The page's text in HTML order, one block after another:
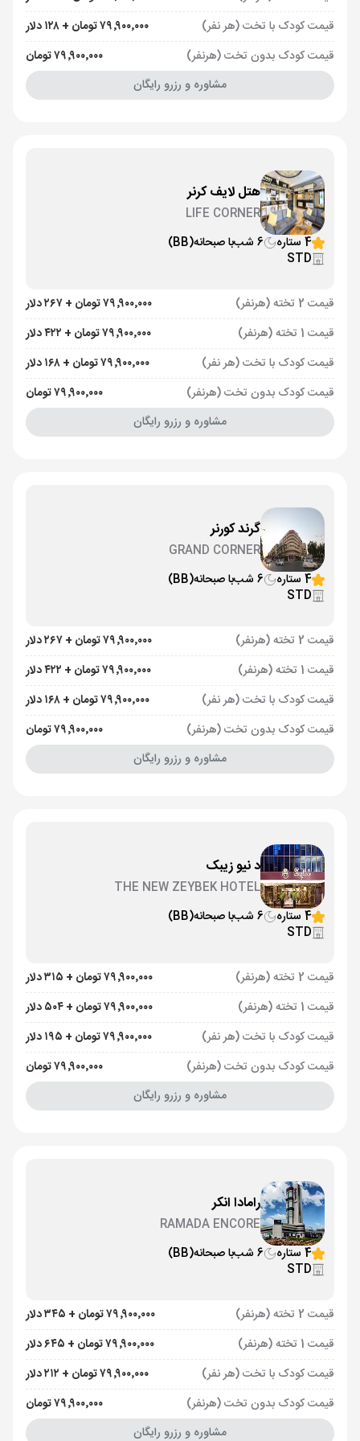
قیمت کودک با تخت (هر نفر)
۷۹٬۹۰۰٬۰۰۰ تومان + ۱۲۸ دلار
قیمت کودک بدون تخت (هرنفر)
۷۹٬۹۰۰٬۰۰۰ تومان
مشاوره و رزرو رایگان
هتل لایف کرنر
LIFE CORNER
4 ستاره
6 شب با صبحانه(BB)
STD
قیمت 2 تخته (هرنفر)
۷۹٬۹۰۰٬۰۰۰ تومان + ۲۶۷ دلار
قیمت 1 تخته (هرنفر)
۷۹٬۹۰۰٬۰۰۰ تومان + ۴۲۲ دلار
قیمت کودک با تخت (هر نفر)
۷۹٬۹۰۰٬۰۰۰ تومان + ۱۶۸ دلار
قیمت کودک بدون تخت (هرنفر)
۷۹٬۹۰۰٬۰۰۰ تومان
مشاوره و رزرو رایگان
گرند کورنر
GRAND CORNER
4 ستاره
6 شب با صبحانه(BB)
STD
قیمت 2 تخته (هرنفر)
۷۹٬۹۰۰٬۰۰۰ تومان + ۲۶۷ دلار
قیمت 1 تخته (هرنفر)
۷۹٬۹۰۰٬۰۰۰ تومان + ۴۲۲ دلار
قیمت کودک با تخت (هر نفر)
۷۹٬۹۰۰٬۰۰۰ تومان + ۱۶۸ دلار
قیمت کودک بدون تخت (هرنفر)
۷۹٬۹۰۰٬۰۰۰ تومان
مشاوره و رزرو رایگان
د نیو زیبک
THE NEW ZEYBEK HOTEL
4 ستاره
6 شب با صبحانه(BB)
STD
قیمت 2 تخته (هرنفر)
۷۹٬۹۰۰٬۰۰۰ تومان + ۳۱۵ دلار
قیمت 1 تخته (هرنفر)
۷۹٬۹۰۰٬۰۰۰ تومان + ۵۰۴ دلار
قیمت کودک با تخت (هر نفر)
۷۹٬۹۰۰٬۰۰۰ تومان + ۱۹۵ دلار
قیمت کودک بدون تخت (هرنفر)
۷۹٬۹۰۰٬۰۰۰ تومان
مشاوره و رزرو رایگان
رامادا انکر
RAMADA ENCORE
4 ستاره
6 شب با صبحانه(BB)
STD
قیمت 2 تخته (هرنفر)
۷۹٬۹۰۰٬۰۰۰ تومان + ۳۴۵ دلار
قیمت 1 تخته (هرنفر)
۷۹٬۹۰۰٬۰۰۰ تومان + ۶۴۵ دلار
قیمت کودک با تخت (هر نفر)
۷۹٬۹۰۰٬۰۰۰ تومان + ۲۱۲ دلار
قیمت کودک بدون تخت (هرنفر)
۷۹٬۹۰۰٬۰۰۰ تومان
مشاوره و رزرو رایگان